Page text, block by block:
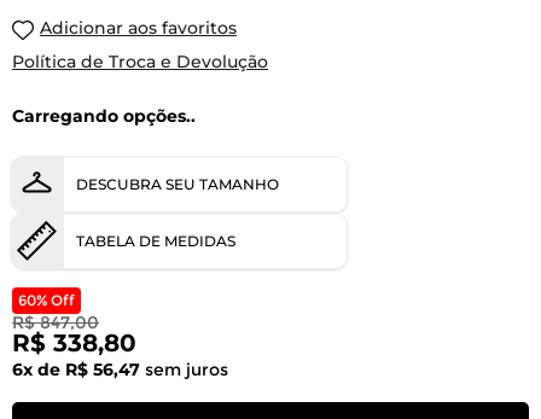
Adicionar aos favoritos
Política de Troca e Devolução
Carregando opções..
DESCUBRA SEU TAMANHO
TABELA DE MEDIDAS
60% Off
R$ 847,00
R$ 338,80
6x de R$ 56,47 sem juros